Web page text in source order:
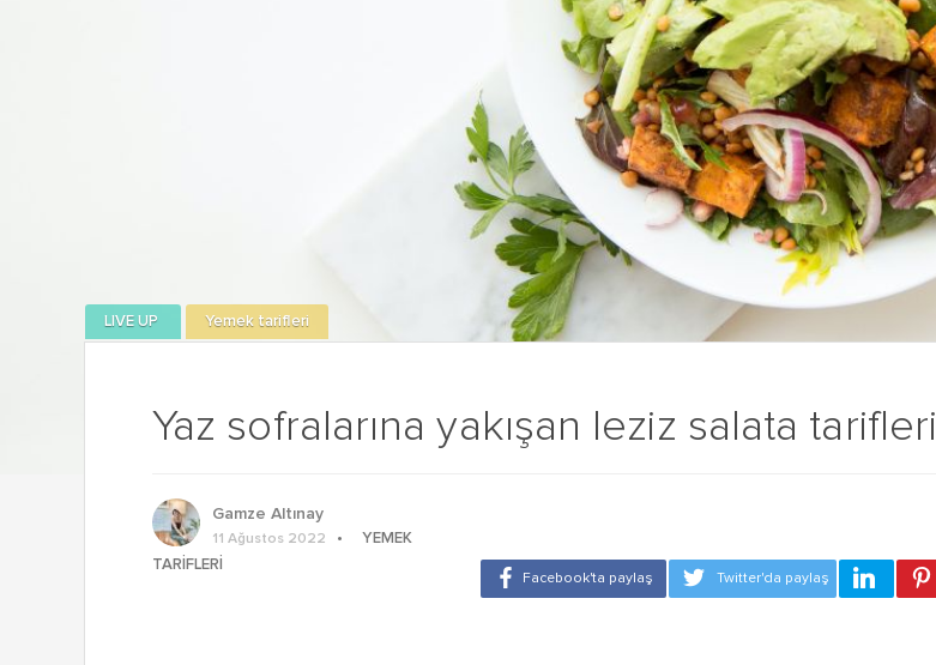
Yaz sofralarına yakışan leziz salata tarifleri
LIVE UP Yemek tarifleri
Gamze Altınay
11 Ağustos 2022
YEMEK
TARIFLERI